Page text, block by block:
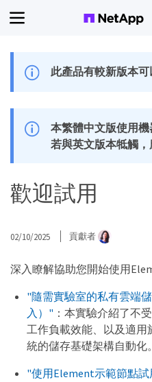
此產品有較新版本可
本繁體中文版使用
若與英文版本牴觸，
歡迎試用
02/10/2025 貢獻者
深入瞭解協助您開始使用
"隨需實驗室的私有雲端
入）" ：本實驗介紹了不
工作負載效能、以及適用
統的儲存基礎架構自動化。
"使用Element示範節點